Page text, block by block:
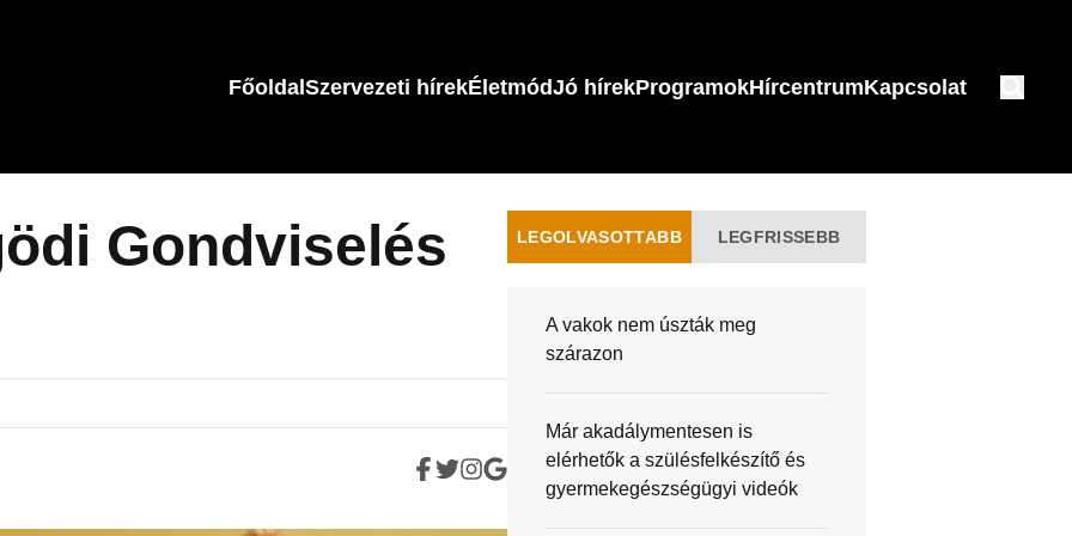
FőoldalSzervezeti hírekÉletmódJó hírekProgramokHírcentrumKapcsolat
Gondviselés
LEGOLVASOTTABB LEGFRISSEBB
A vakok nem úszták meg
szárazon
Már akadálymentesen is
elérhetők a szülésfelkészítő és
gyermekegészségügyi videók